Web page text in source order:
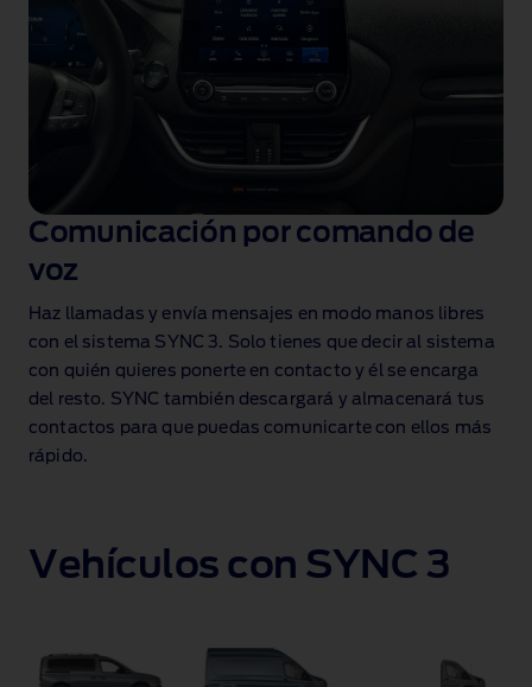
Comunicación por comando de
voz
Haz llamadas y envía mensajes en modo manos libres
con el sistema SYNC 3. Solo tienes que decir al sistema
con quién quieres ponerte en contacto y él se encarga
del resto. SYNC también descargará y almacenará tus
contactos para que puedas comunicarte con ellos más
rápido.
Vehículos con SYNC 3